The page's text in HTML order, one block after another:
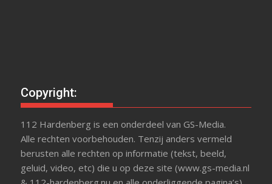
Copyright:
112 Hardenberg is een onderdeel van GS-Media.
Alle rechten voorbehouden. Tenzij anders vermeld
berusten alle rechten op informatie (tekst, beeld,
geluid, video, etc) die u op deze site (www.gs-media.nl